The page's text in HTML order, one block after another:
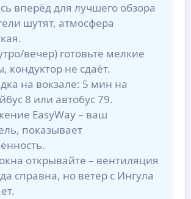
вперёд для лучшего обзора
шутят, атмосфера
вечер) готовьте мелкие
кондуктор не сдаёт.
на вокзале: 5 мин на
8 или автобус 79.
EasyWay – ваш
показывает
открывайте – вентиляция
справна, но ветер с Ингула